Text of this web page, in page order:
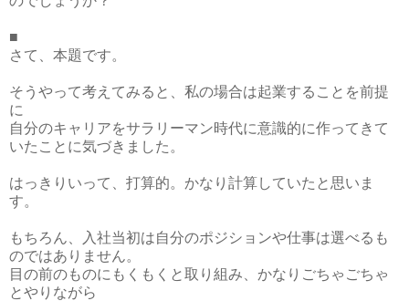
■
さて、本題です。
そうやって考えてみると、私の場合は起業することを前提
に
自分のキャリアをサラリーマン時代に意識的に作ってきて
いたことに気づきました。
はっきりいって、打算的。かなり計算していたと思いま
す。
もちろん、入社当初は自分のポジションや仕事は選べるも
のではありません。
目の前のものにもくもくと取り組み、かなりごちゃごちゃ
とやりながら